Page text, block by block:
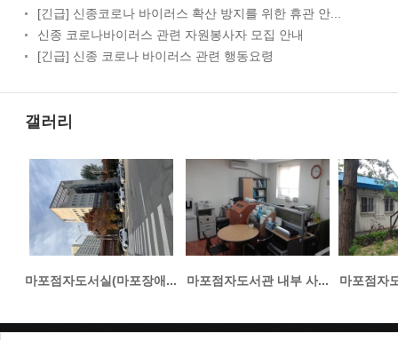
[긴급] 신종코로나 바이러스 확산 방지를 위한 휴관 안...
신종 코로나바이러스 관련 자원봉사자 모집 안내
[긴급] 신종 코로나 바이러스 관련 행동요령
갤러리
마포점자도서실(마포장애... 마포점자도서관 내부 사... 마포점자